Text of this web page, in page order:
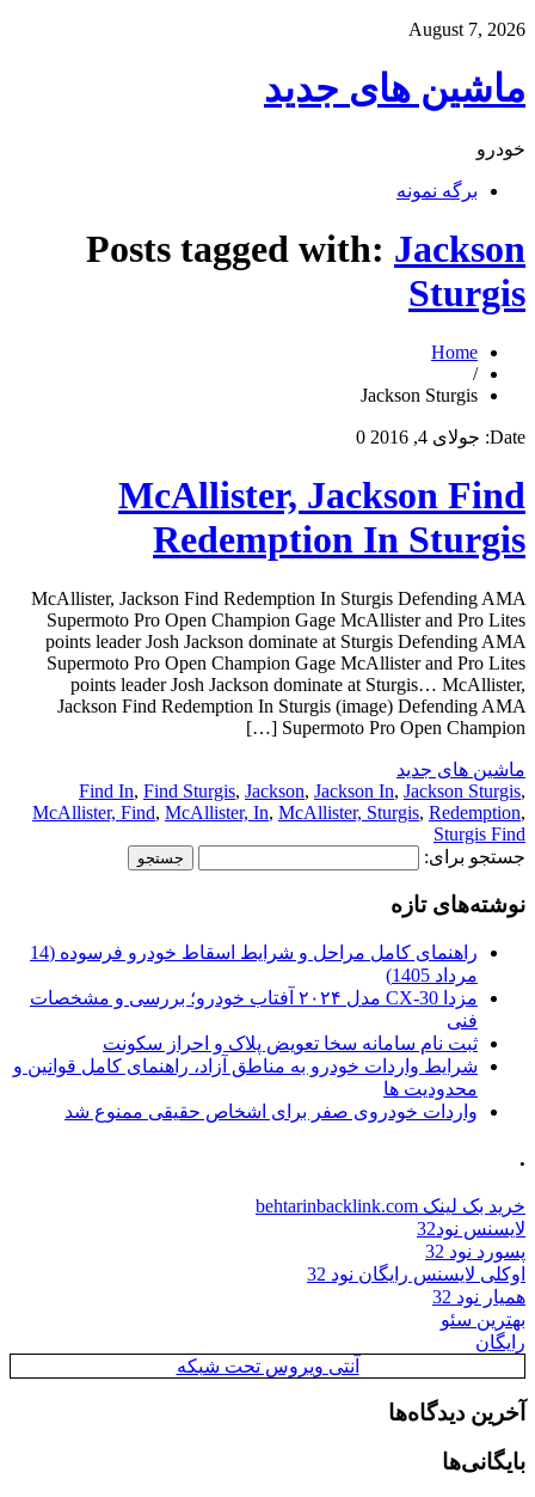
August 7, 2026
ماشین های جدید
خودرو
برگه نمونه
Posts tagged with: Jackson
Sturgis
Home
/
Jackson Sturgis
Date: جولای 4, 2016 0
McAllister, Jackson Find
Redemption In Sturgis
McAllister, Jackson Find Redemption In Sturgis Defending AMA
Supermoto Pro Open Champion Gage McAllister and Pro Lites
points leader Josh Jackson dominate at Sturgis Defending AMA
Supermoto Pro Open Champion Gage McAllister and Pro Lites
points leader Josh Jackson dominate at Sturgis… McAllister,
Jackson Find Redemption In Sturgis (image) Defending AMA
Supermoto Pro Open Champion […]
ماشین های جدید
Find In, Find Sturgis, Jackson, Jackson In, Jackson Sturgis,
McAllister, Find, McAllister, In, McAllister, Sturgis, Redemption,
Sturgis Find
جستجو برای:
نوشته‌های تازه
راهنمای کامل مراحل و شرایط اسقاط خودرو فرسوده (14
مرداد 1405)
مزدا CX-30 مدل ۲۰۲۴ آفتاب خودرو؛ بررسی و مشخصات
فنی
ثبت نام سامانه سخا تعویض پلاک و احراز سکونت
شرایط واردات خودرو به مناطق آزاد، راهنمای کامل قوانین و
محدودیت ها
واردات خودروی صفر برای اشخاص حقیقی ممنوع شد
.
خرید بک لینک behtarinbacklink.com
لایسنس نود32
پسورد نود 32
اوکلی لایسنس رایگان نود 32
همیار نود 32
بهترین سئو
رایگان
آنتی ویروس تحت شبکه
آخرین دیدگاه‌ها
بایگانی‌ها